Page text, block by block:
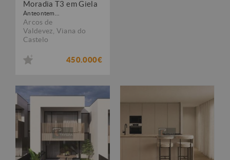
Moradia T3 em Giela
Anteontem...
Arcos de
Valdevez Viana do
Castelo
450.000€